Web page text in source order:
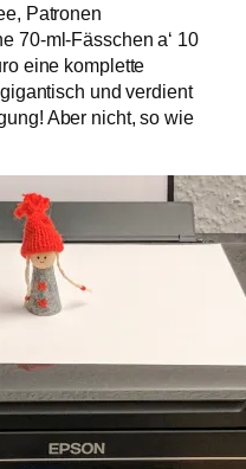
Patronen
70-ml-Fässchen a‘ 10
eine komplette
und verdient
Aber nicht, so wie